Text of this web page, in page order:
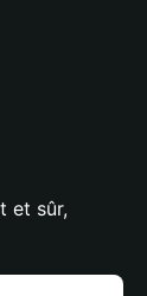
et sûr,